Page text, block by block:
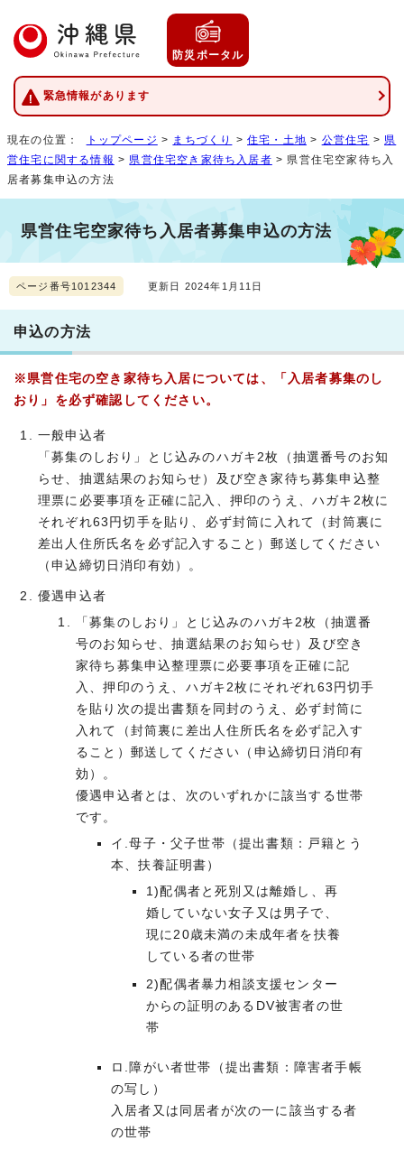
防災ポータル
緊急情報があります
現在の位置： トップページ > まちづくり >住宅・土地 > 公営住宅 > 県
営住宅に関する情報 > 県営住宅空き家待ち入居者 > 県営住宅空家待ち入
居者募集申込の方法
県営住宅空家待ち入居者募集申込の方法
ページ番号1012344 更新日 2024年1月11日
申込の方法
※県営住宅の空き家待ち入居については、「入居者募集のし
おり」を必ず確認してください。
一般申込者
「募集のしおり」とじ込みのハガキ2枚（抽選番号のお知
らせ、抽選結果のお知らせ）及び空き家待ち募集申込整
理票に必要事項を正確に記入、押印のうえ、ハガキ2枚に
それぞれ63円切手を貼り、必ず封筒に入れて（封筒裏に
差出人住所氏名を必ず記入すること）郵送してください
（申込締切日消印有効）。
優遇申込者
「募集のしおり」とじ込みのハガキ2枚（抽選番
号のお知らせ、抽選結果のお知らせ）及び空き
家待ち募集申込整理票に必要事項を正確に記
入、押印のうえ、ハガキ2枚にそれぞれ63円切手
を貼り次の提出書類を同封のうえ、必ず封筒に
入れて（封筒裏に差出人住所氏名を必ず記入す
ること）郵送してください（申込締切日消印有
効）。
優遇申込者とは、次のいずれかに該当する世帯
です。
イ.母子・父子世帯（提出書類：戸籍とう
本、扶養証明書）
1)配偶者と死別又は離婚し、再
婚していない女子又は男子で、
現に20歳未満の未成年者を扶養
している者の世帯
2)配偶者暴力相談支援センター
からの証明のあるDV被害者の世
帯
ロ.障がい者世帯（提出書類：障害者手帳
の写し）
入居者又は同居者が次の一に該当する者
の世帯